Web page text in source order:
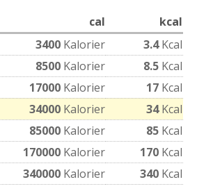
cal
kcal
3400 Kalorier 3.4Kcal
8500 Kalorier 8.5 Kcal
17000 Kalorier 17 Kcal
34000 Kalorier 34Kcal
85000 Kalorier 85 Kcal
170000 Kalorier 170 Kcal
340000 Kalorier 340 Kcal